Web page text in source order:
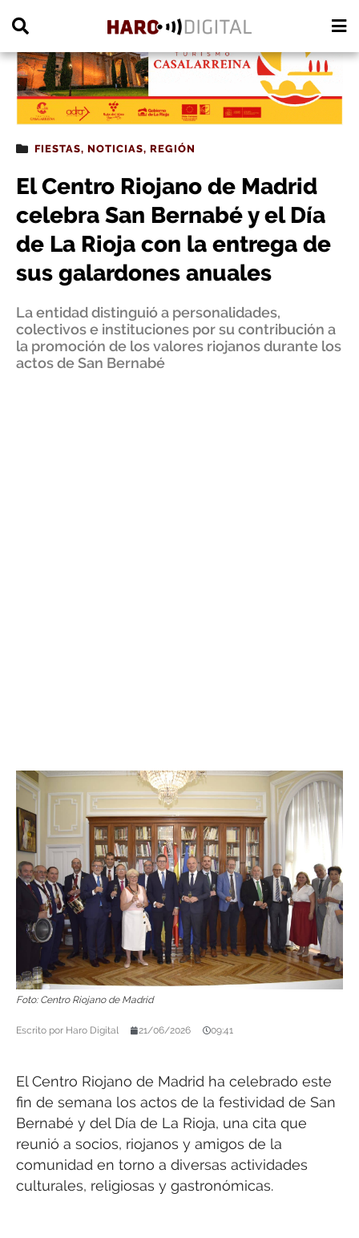
FIESTAS, NOTICIAS, REGIÓN
El Centro Riojano de Madrid
celebra San Bernabé y el Día
de La Rioja con la entrega de
sus galardones anuales
La entidad distinguió a personalidades,
colectivos e instituciones por su contribución a
la promoción de los valores riojanos durante los
actos de San Bernabé
Foto: Centro Riojano de Madrid
Escrito por Haro Digital 21/06/2026 09:41
El Centro Riojano de Madrid ha celebrado este
fin de semana los actos de la festividad de San
Bernabé y del Día de La Rioja, una cita que
reunió a socios, riojanos y amigos de la
comunidad en torno a diversas actividades
culturales, religiosas y gastronómicas.